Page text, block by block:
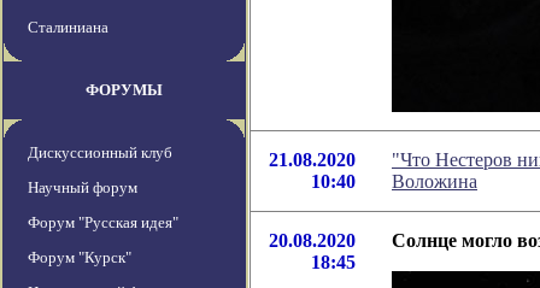
Сталиниана
ФОРУМЫ
Дискуссионный клуб
Научный форум
Форум "Русская идея"
Форум "Курск"
21.08.2020
10:40
"Что Нестеров
Воложина
20.08.2020
18:45
Солнце могло